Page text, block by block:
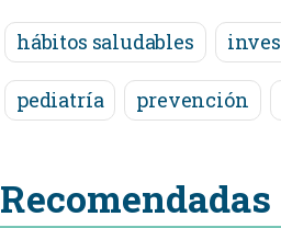
hábitos saludables
pediatría prevención
Recomendadas